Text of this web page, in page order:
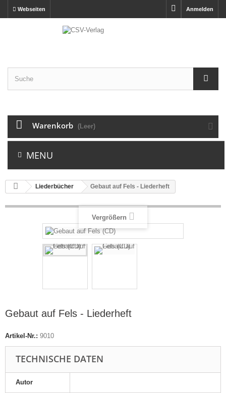
Anmelden
Webseiten
Warenkorb (Leer)
MENU
Liederbücher Gebaut auf Fels - Liederheft
Vergrößern
Gebaut auf Fels - Liederheft
Artikel-Nr.: 9010
TECHNISCHE DATEN
Autor